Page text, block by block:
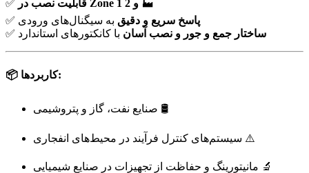
✅ قابلیت نصب در Zone 1 و 2 🏭
✅
پاسخ سریع و دقیق به سیگنال‌های ورودی
✅
ساختار جمع و جور و نصب آسان با کانکتورهای استاندارد
📦 کاربردها:
صنایع نفت، گاز و پتروشیمی 🛢️
سیستم‌های کنترل فرآیند در محیط‌های انفجاری ⚠️
مانیتورینگ و حفاظت از تجهیزات در صنایع شیمیایی 🔬